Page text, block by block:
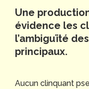
Une
évidence les
l’ambiguïté
principaux.
Aucun clinquant